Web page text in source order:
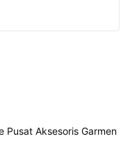
Pusat Aksesoris Garmen